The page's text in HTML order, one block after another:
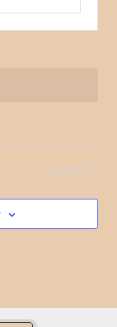
Évènements
suivants